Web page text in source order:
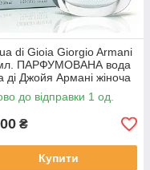
di Gioia Giorgio Armani
ПАРФУМОВАНА вода
ді Джойя Армані жіноча
до відправки 1 од.
₴
Купити